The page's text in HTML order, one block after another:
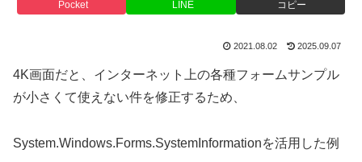
Pocket LINE コピー
2021.08.02 2025.09.07
4K画面だと、インターネット上の各種フォームサンプル
が小さくて使えない件を修正するため、
System.Windows.Forms.SystemInformationを活用した例